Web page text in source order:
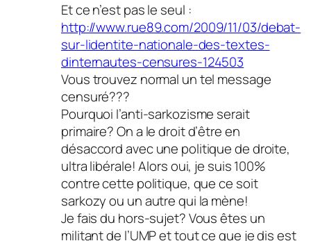
Et ce n’est pas le seul :
http://www.rue89.com/2009/11/03/debat-
sur-lidentite-nationale-des-textes-
dinternautes-censures-124503
Vous trouvez normal un tel message
censuré???
Pourquoi l’anti-sarkozisme serait
primaire? On a le droit d’être en
désaccord avec une politique de droite,
ultra libérale! Alors oui, je suis 100%
contre cette politique, que ce soit
sarkozy ou un autre qui la mène!
Je fais du hors-sujet? Vous êtes un
militant de l’UMP et tout ce que je dis est